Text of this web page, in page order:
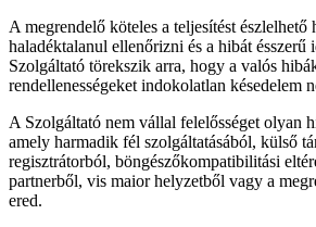
A megrendelő köteles a teljesítést észlelhető
haladéktalanul ellenőrizni és a hibát ésszerű
Szolgáltató törekszik arra, hogy a valós
rendellenességeket indokolatlan késedelem
A Szolgáltató nem vállal felelősséget olyan
amely harmadik fél szolgáltatásából, külső
regisztrátorból, böngészőkompatibilitási
partnerből, vis maior helyzetből vagy a
ered.